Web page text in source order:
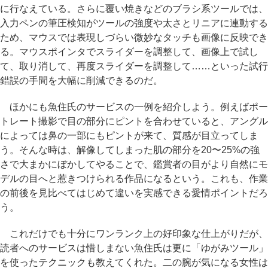
に行なえている。さらに覆い焼きなどのブラシ系ツールでは、
入力ペンの筆圧検知がツールの強度や太さとリニアに連動する
ため、マウスでは表現しづらい微妙なタッチも画像に反映でき
る。マウスポインタでスライダーを調整して、画像上で試し
て、取り消して、再度スライダーを調整して……といった試行
錯誤の手間を大幅に削減できるのだ。
ほかにも魚住氏のサービスの一例を紹介しよう。例えばポー
トレート撮影で目の部分にピントを合わせていると、アングル
によっては鼻の一部にもピントが来て、質感が目立ってしま
う。そんな時は、解像してしまった肌の部分を20〜25%の強
さで大まかにぼかしてやることで、鑑賞者の目がより自然にモ
デルの目へと惹きつけられる作品になるという。これも、作業
の前後を見比べてはじめて違いを実感できる愛情ポイントだろ
う。
これだけでも十分にワンランク上の好印象な仕上がりだが、
読者へのサービスは惜しまない魚住氏は更に「ゆがみツール」
を使ったテクニックも教えてくれた。二の腕が気になる女性は